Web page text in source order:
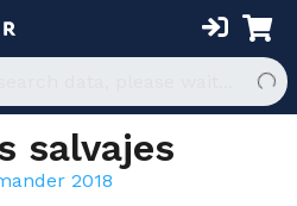
salvajes
2018